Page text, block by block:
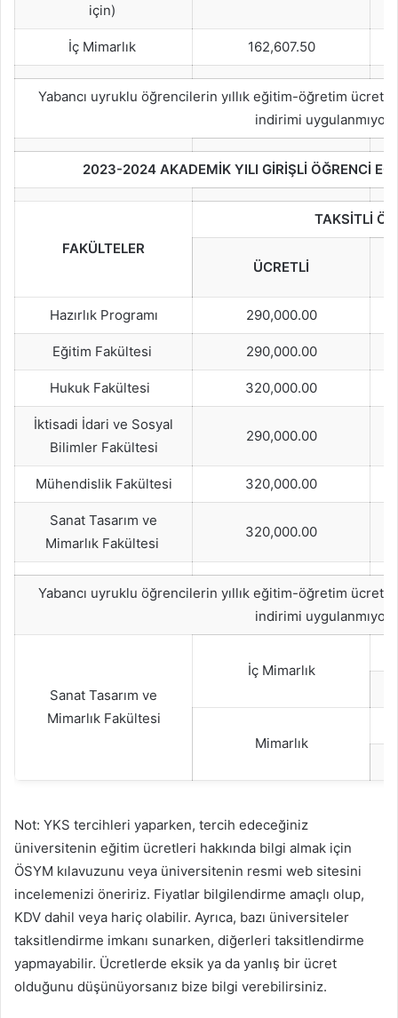
için)
İç Mimarlık 162,607.50
Yabancı uyruklu öğrencilerin yıllık eğitim-öğretim ücreti
indirimi uygulanmıyor.
2023-2024 AKADEMİK YILI GİRİŞLİ ÖĞRENCİ
FAKÜLTELER
TAKSİTLİ
ÜCRETLİ
Hazırlık Programı 290,000.00
Eğitim Fakültesi 290,000.00
Hukuk Fakültesi 320,000.00
İktisadi İdari ve Sosyal
Bilimler Fakültesi
290,000.00
Mühendislik Fakültesi 320,000.00
Sanat Tasarım ve
Mimarlık Fakültesi
320,000.00
Yabancı uyruklu öğrencilerin yıllık eğitim-öğretim ücreti
indirimi uygulanmıyor.
Sanat Tasarım ve
Mimarlık Fakültesi
İç Mimarlık
Mimarlık
Not: YKS tercihleri yaparken, tercih edeceğiniz
üniversitenin eğitim ücretleri hakkında bilgi almak için
ÖSYM kılavuzunu veya üniversitenin resmi web sitesini
incelemenizi öneririz. Fiyatlar bilgilendirme amaçlı olup,
KDV dahil veya hariç olabilir. Ayrıca, bazı üniversiteler
taksitlendirme imkanı sunarken, diğerleri taksitlendirme
yapmayabilir. Ücretlerde eksik ya da yanlış bir ücret
olduğunu düşünüyorsanız bize bilgi verebilirsiniz.